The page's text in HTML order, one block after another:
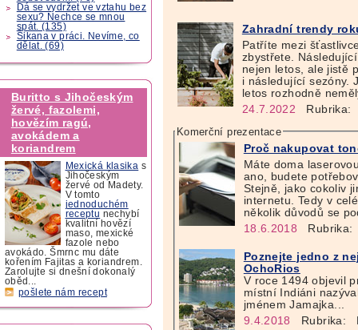
Dá se vydržet ve vztahu bez
sexu? Nechce se mnou
spát. (135)
Šikana v práci. Nevíme, co
dělat. (69)
Buritto s Jihočeským
žervé, fazolemi,
hovězím ragú,
avokádem a
koriandrem
Mexická klasika s
Jihočeským
žervé od Madety.
V tomto
jednoduchém
receptu nechybí
kvalitní hovězí
maso, mexické
fazole nebo
avokádo. Šmrnc mu dáte
kořením Fajitas a koriandrem.
Zarolujte si dnešní dokonalý
oběd...
pošlete nám recept
Zahradní trendy
Patříte mezi
zbystřete.
nejen letos, ale jistě
i následující sezóny.
letos rozhodně
24.7.2022 Rubrika:
Komerční prezentace
Proč nakupovat
Máte doma
ano, budete
Stejně, jako cokoliv
internetu. Tedy v
několik důvodů se
18.6.2018 Rubrika:
Poznejte jedno z
OchoRios
V roce 1494 objevil
místní Indiáni
jménem Jamajka...
9.4.2018
Rubrika: